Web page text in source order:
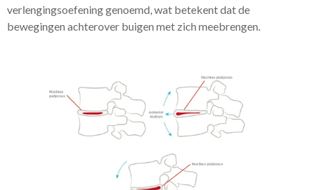
verlengingsoefening genoemd, wat betekent dat de
bewegingen achterover buigen met zich meebrengen.